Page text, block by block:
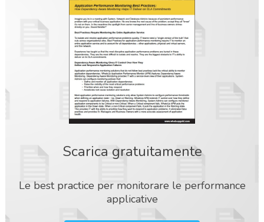
Scarica gratuitamente
Le best practice per monitorare le performance
applicative